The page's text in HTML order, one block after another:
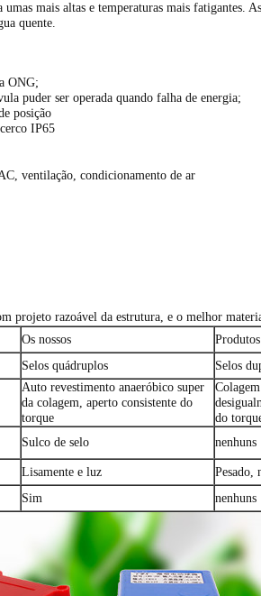
mais altas e temperaturas mais fatigantes.
quente.
ONG;
puder ser operada quando falha de energia;
posição
IP65
ventilação, condicionamento de ar
projeto razoável da estrutura, e o melhor
Os nossos
Selos quádruplos Selos
Auto revestimento anaeróbico super
da colagem, aperto consistente do
torque
do
Sulco de selo nenhuns
Lisamente e luz
Pesado,
Sim nenhuns